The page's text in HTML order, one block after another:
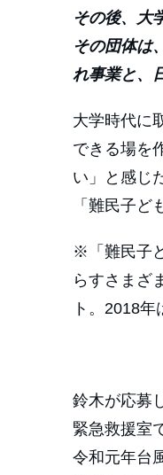
その後、大
その団体は
れ事業と、
大学時代に
できる場を
い」と感じ
「難民子
※「難民子
らすさまざ
ト。2018
鈴木が応募
緊急救援室
令和元年台